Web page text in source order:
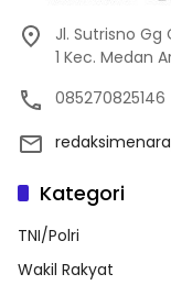
Jl. Sutrisno Gg
1 Kec. Medan
085270825146
Kategori
TNI/Polri
Wakil Rakyat